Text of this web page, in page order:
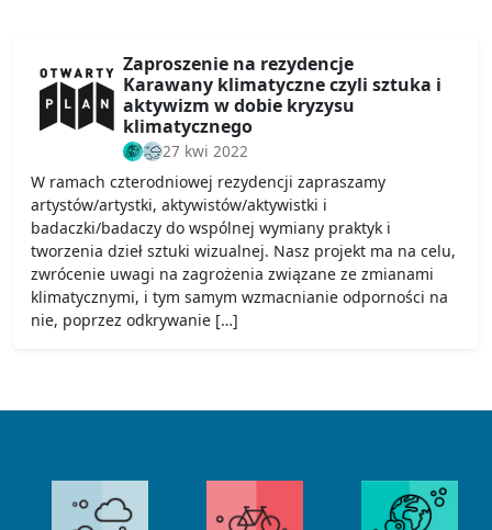
Zaproszenie na rezydencje
Karawany klimatyczne czyli sztuka i
aktywizm w dobie kryzysu
klimatycznego
27 kwi 2022
W ramach czterodniowej rezydencji zapraszamy
artystów/artystki, aktywistów/aktywistki i
badaczki/badaczy do wspólnej wymiany praktyk i
tworzenia dzieł sztuki wizualnej. Nasz projekt ma na celu,
zwrócenie uwagi na zagrożenia związane ze zmianami
klimatycznymi, i tym samym wzmacnianie odporności na
nie, poprzez odkrywanie […]